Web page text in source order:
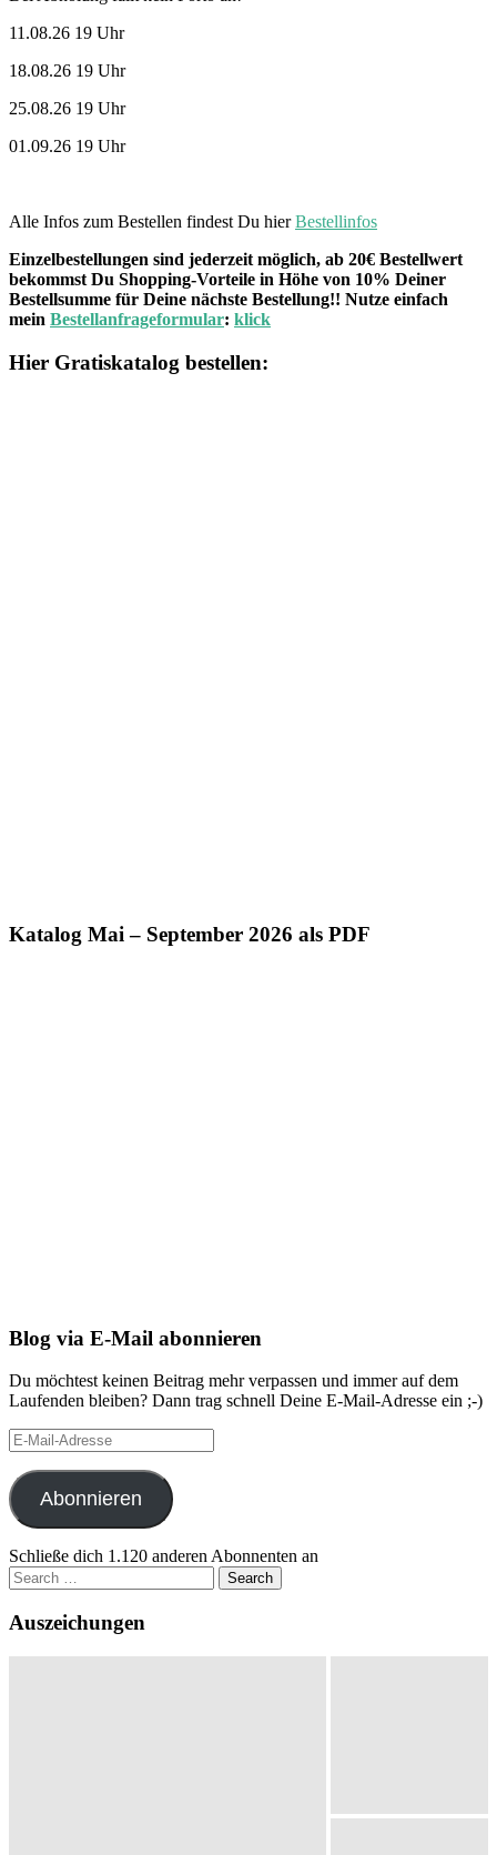
11.08.26 19 Uhr
18.08.26 19 Uhr
25.08.26 19 Uhr
01.09.26 19 Uhr
Alle Infos zum Bestellen findest Du hierBestellinfos
Einzelbestellungen sind jederzeit möglich, ab 20€ Bestellwert
bekommst Du Shopping-Vorteile in Höhe von 10% Deiner
Bestellsumme für Deine nächste Bestellung!! Nutze einfach
mein Bestellanfrageformular: klick
Hier Gratiskatalog bestellen:
Katalog Mai – September 2026 als PDF
Blog via E-Mail abonnieren
Du möchtest keinen Beitrag mehr verpassen und immer auf dem
Laufenden bleiben? Dann trag schnell Deine E-Mail-Adresse ein ;-)
E-
Mail-
Adresse
Abonnieren
Schließe dich 1.120 anderen Abonnenten an
Search
for:
Auszeichungen